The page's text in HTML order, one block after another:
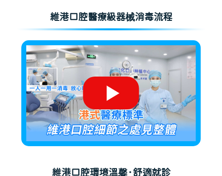
維港口腔醫療級器械消毒流程
維港口腔環境溫馨·舒適就診